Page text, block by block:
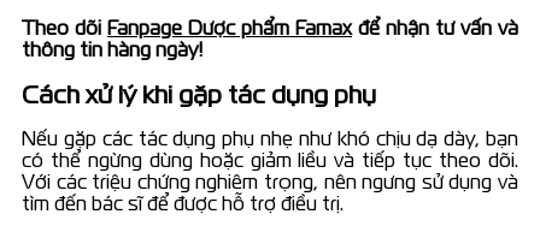
Theo dõi Fanpage Dược phẩm Famaxđể nhận tư vấn và
thông tin hàng ngày!
Cách xử lý khi gặp tác dụng phụ
Nếu gặp các tác dụng phụ nhẹ như khó chịu dạ dày, bạn
có thể ngừng dùng hoặc giảm liều và tiếp tục theo dõi.
Với các triệu chứng nghiêm trọng, nên ngưng sử dụng và
tìm đến bác sĩ để được hỗ trợ điều trị.